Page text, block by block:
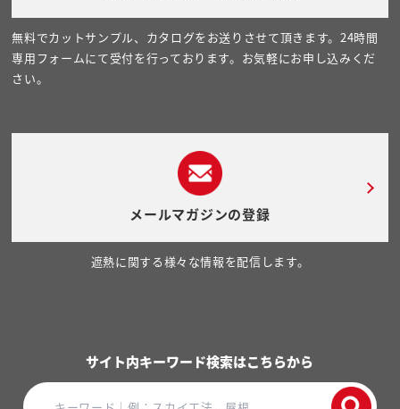
無料でカットサンプル、カタログをお送りさせて頂きます。24時間
専用フォームにて受付を行っております。お気軽にお申し込みくだ
さい。
メールマガジンの登録
遮熱に関する様々な情報を配信します。
サイト内キーワード検索はこちらから